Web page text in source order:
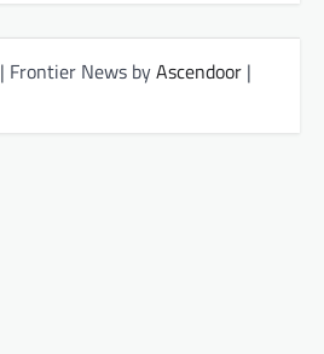
| Frontier News byAscendoor |